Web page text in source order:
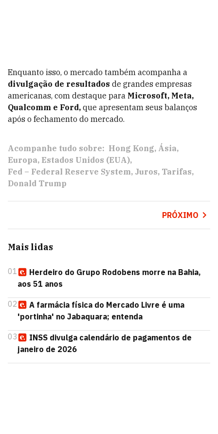
Enquanto isso, o mercado também acompanha a
divulgação de resultados de grandes empresas
americanas, com destaque para Microsoft, Meta,
Qualcomm e Ford, que apresentam seus balanços
após o fechamento do mercado.
Acompanhe tudo sobre: Hong Kong Ásia
Europa Estados Unidos (EUA)
Fed – Federal Reserve System Juros Tarifas
Donald Trump
PRÓXIMO
Mais lidas
01
Herdeiro do Grupo Rodobens morre na Bahia,
aos 51 anos
02
A farmácia física do Mercado Livre é uma
'portinha' no Jabaquara; entenda
03
INSS divulga calendário de pagamentos de
janeiro de 2026